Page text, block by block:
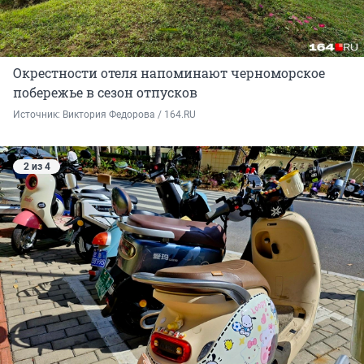
Окрестности отеля напоминают черноморское
побережье в сезон отпусков
Источник: Виктория Федорова / 164.RU
2 из 4